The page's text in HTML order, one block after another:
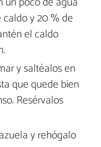
y 20 % de
el caldo
y saltéalos en
que quede bien
Resérvalos
y rehógalo